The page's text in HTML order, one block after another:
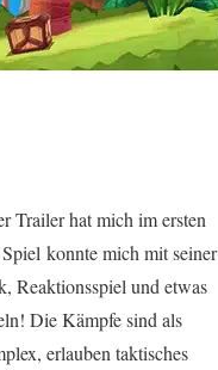
Trailer hat mich im ersten
konnte mich mit seiner
Reaktionsspiel und etwas
Die Kämpfe sind als
erlauben taktisches